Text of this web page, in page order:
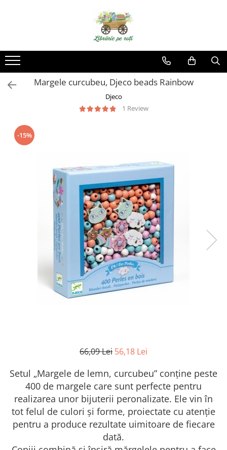
Margele curcubeu, Djeco beads Rainbow
Djeco
1 Review
-15%
66,09 Lei 56,18 Lei
Setul „Margele de lemn, curcubeu” conține peste
400 de margele care sunt perfecte pentru
realizarea unor bijuterii peronalizate. Ele vin în
tot felul de culori și forme, proiectate cu atenție
pentru a produce rezultate uimitoare de fiecare
dată.